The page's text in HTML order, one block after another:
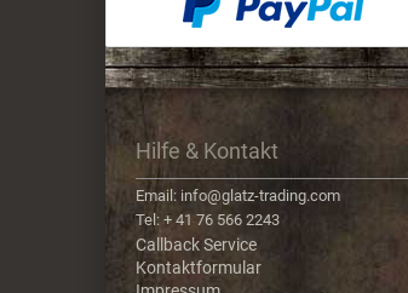
Hilfe & Kontakt
Email: info@glatz-trading.com
Tel: + 41 76 566 2243
Callback Service
Kontaktformular